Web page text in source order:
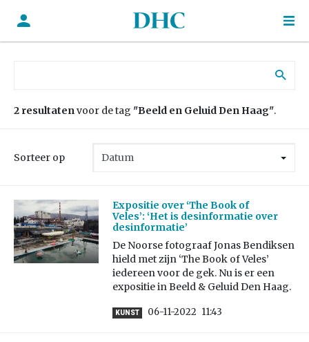
2 resultatenvoor de tag "Beeld en Geluid Den Haag".
Sorteer op
Expositie over ‘The Book of
Veles’: ‘Het is desinformatie over
desinformatie’
De Noorse fotograaf Jonas Bendiksen
hield met zijn ‘The Book of Veles’
iedereen voor de gek. Nu is er een
expositie in Beeld & Geluid Den Haag.
KUNST 06-11-2022 11:43